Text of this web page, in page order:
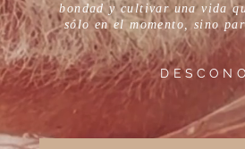
bondad y cultivar una vida
sólo en el momento, sino